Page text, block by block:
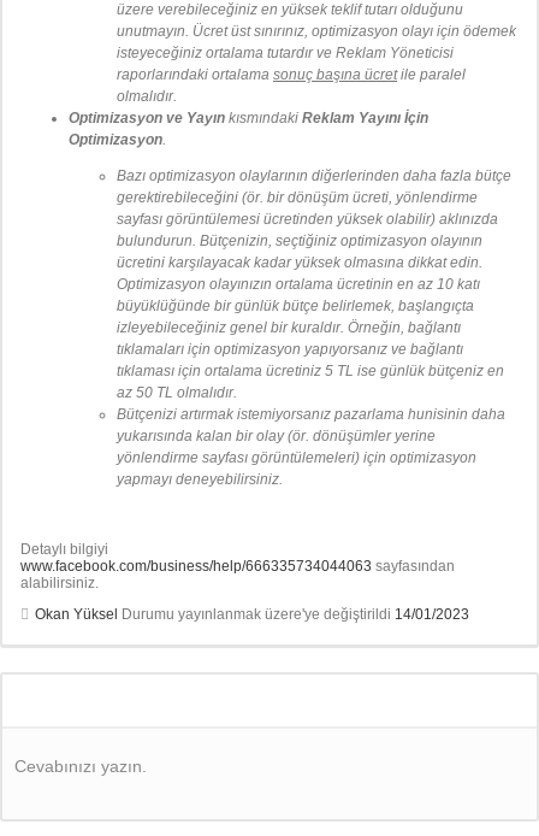
üzere verebileceğiniz en yüksek teklif tutarı olduğunu
unutmayın. Ücret üst sınırınız, optimizasyon olayı için ödemek
isteyeceğiniz ortalama tutardır ve Reklam Yöneticisi
raporlarındaki ortalama sonuç başına ücretile paralel
olmalıdır.
Optimizasyon ve Yayın kısmındaki Reklam Yayını İçin
Optimizasyon.
Bazı optimizasyon olaylarının diğerlerinden daha fazla bütçe
gerektirebileceğini (ör. bir dönüşüm ücreti, yönlendirme
sayfası görüntülemesi ücretinden yüksek olabilir) aklınızda
bulundurun. Bütçenizin, seçtiğiniz optimizasyon olayının
ücretini karşılayacak kadar yüksek olmasına dikkat edin.
Optimizasyon olayınızın ortalama ücretinin en az 10 katı
büyüklüğünde bir günlük bütçe belirlemek, başlangıçta
izleyebileceğiniz genel bir kuraldır. Örneğin, bağlantı
tıklamaları için optimizasyon yapıyorsanız ve bağlantı
tıklaması için ortalama ücretiniz 5 TL ise günlük bütçeniz en
az 50 TL olmalıdır.
Bütçenizi artırmak istemiyorsanız pazarlama hunisinin daha
yukarısında kalan bir olay (ör. dönüşümler yerine
yönlendirme sayfası görüntülemeleri) için optimizasyon
yapmayı deneyebilirsiniz.
Detaylı bilgiyi
www.facebook.com/business/help/666335734044063 sayfasından
alabilirsiniz.
Okan Yüksel
Durumu yayınlanmak üzere'ye değiştirildi 14/01/2023
Cevabınızı yazın.